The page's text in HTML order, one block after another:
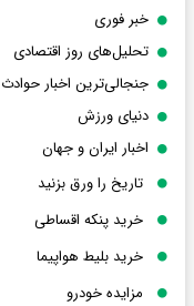
خبر فوری
تحلیل‌های روز اقتصادی
جنجالی‌ترین اخبار حوادث
دنیای ورزش
اخبار ایران و جهان
تاریخ را ورق بزنید
خرید پنکه اقساطی
خرید بلیط هواپیما
مزایده خودرو